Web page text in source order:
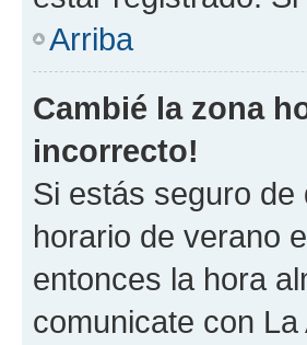
Arriba
Cambié la zona
incorrecto!
Si estás seguro
horario de verano
entonces la hora
comunicate con